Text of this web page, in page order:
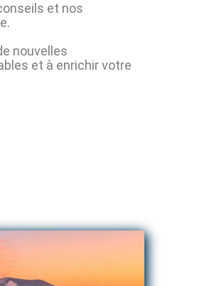
et nos
nouvelles
et à enrichir votre